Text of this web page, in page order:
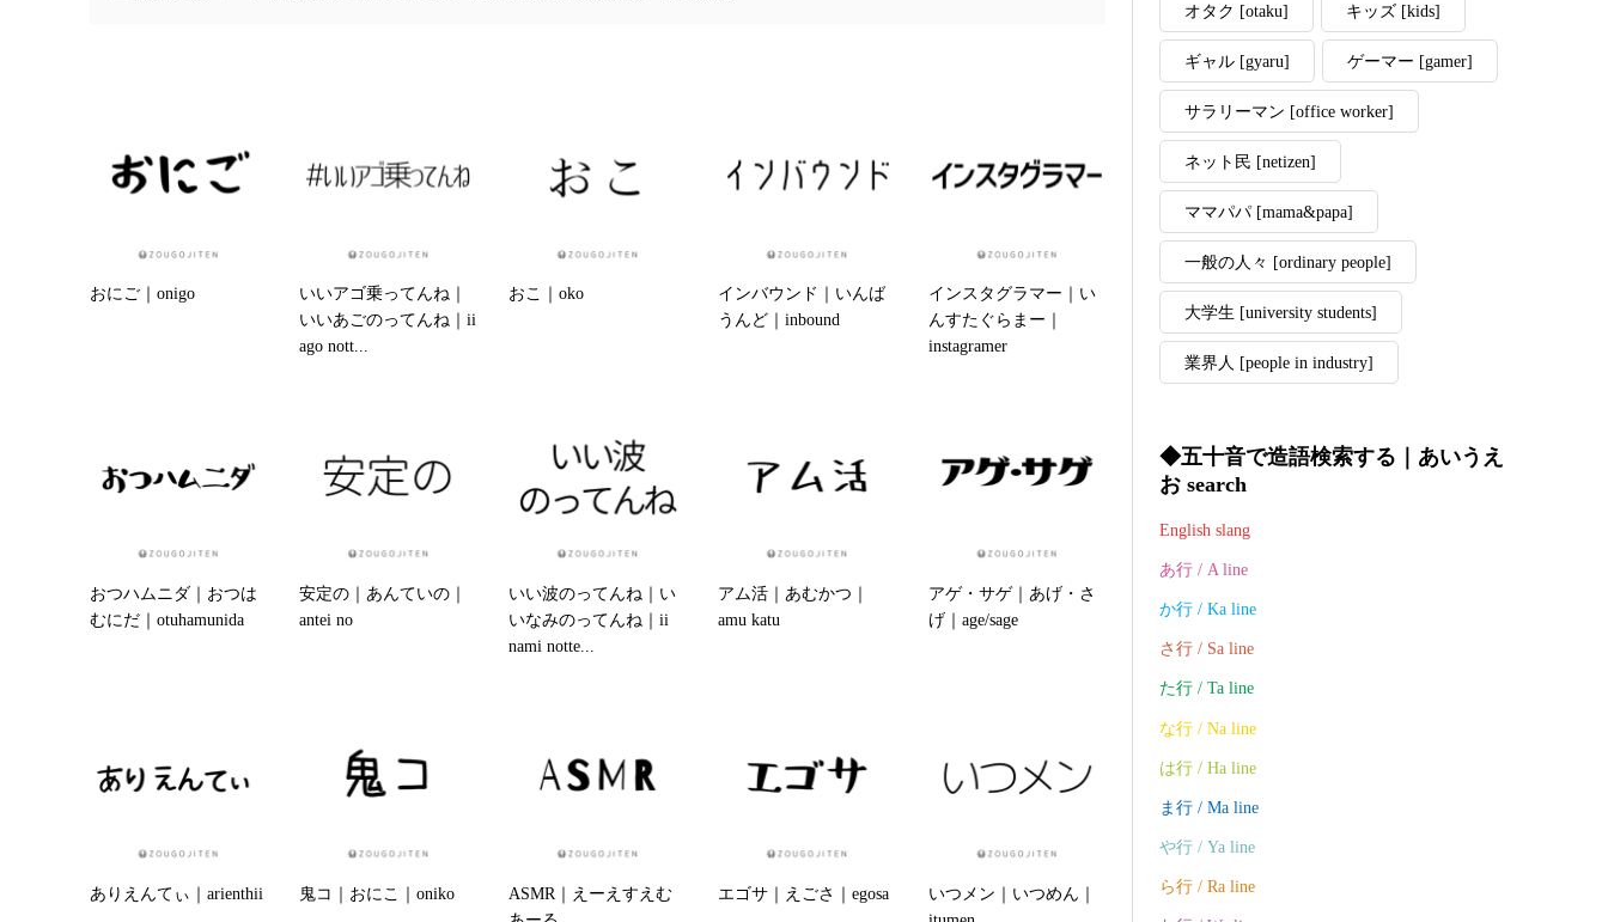
おにご｜onigo
いいアゴ乗ってんね｜
いいあごのってんね｜ii
ago nott...
おこ｜oko
インバウンド｜いんば
うんど｜inbound
インスタグラマー｜い
んすたぐらまー｜
instagramer
おつハムニダ｜おつは
むにだ｜otuhamunida
安定の｜あんていの｜
antei no
いい波のってんね｜い
いなみのってんね｜ii
nami notte...
アム活｜あむかつ｜
amu katu
アゲ・サゲ｜あげ・さ
げ｜age/sage
ありえんてぃ｜arienthii 鬼コ｜おにこ｜oniko
ASMR｜えーえすえむ
エゴサ｜えごさ｜egosa
いつメン｜いつめん｜
オタク [otaku] キッズ [kids]
ギャル [gyaru] ゲーマー [gamer]
サラリーマン [office worker]
ネット民 [netizen]
ママパパ [mama&papa]
一般の人々 [ordinary people]
大学生 [university students]
業界人 [people in industry]
◆五十音で造語検索する｜あいうえ
お search
English slang
あ行 / A line
か行 / Ka line
さ行 / Sa line
た行 / Ta line
な行 / Na line
は行 / Ha line
ま行 / Ma line
や行 / Ya line
ら行 / Ra line